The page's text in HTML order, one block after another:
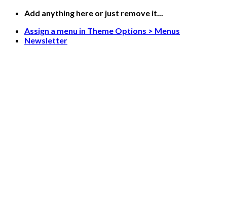
Skip
content
Add anything here or just remove it...
Assign a menu in Theme Options > Menus
Newsletter